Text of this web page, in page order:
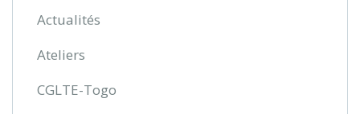
Actualités
Ateliers
CGLTE-Togo